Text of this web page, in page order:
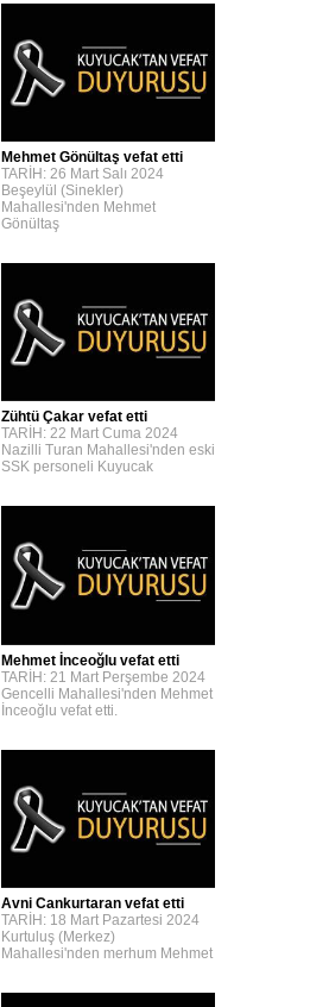
Mehmet Gönültaş vefat etti
TARİH: 26 Mart Salı 2024
Beşeylül (Sinekler)
Mahallesi'nden Mehmet
Gönültaş
Zühtü Çakar vefat etti
TARİH: 22 Mart Cuma 2024
Nazilli Turan Mahallesi'nden eski
SSK personeli Kuyucak
Mehmet İnceoğlu vefat etti
TARİH: 21 Mart Perşembe 2024
Gencelli Mahallesi'nden Mehmet
İnceoğlu vefat etti.
Avni Cankurtaran vefat etti
TARİH: 18 Mart Pazartesi 2024
Kurtuluş (Merkez)
Mahallesi'nden merhum Mehmet